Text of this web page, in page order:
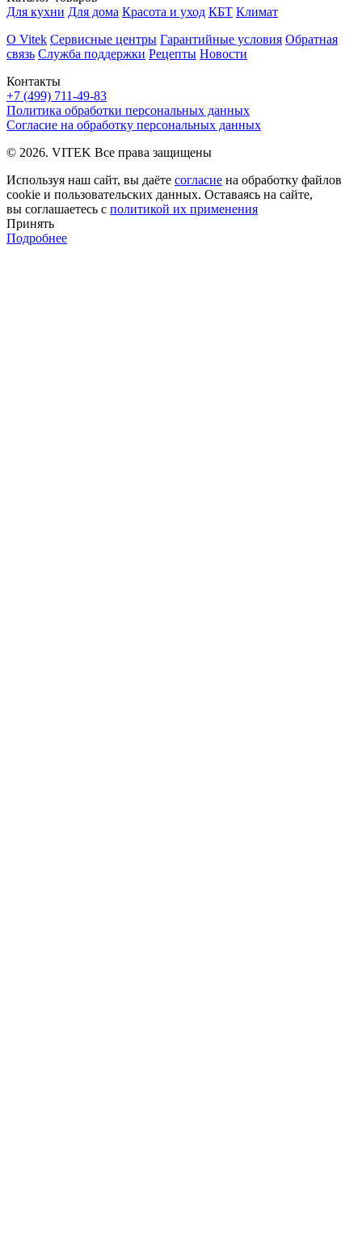
Контакты
+7 (499) 711-49-83
Для кухни Для дома Красота и уход КБТ Климат
О Vitek Сервисные центры Гарантийные условия Обратная
связь Служба поддержки Рецепты Новости
Политика обработки персональных данных
Согласие на обработку персональных данных
© 2026. VITEK Все права защищены
Используя наш сайт, вы даёте согласие на обработку файлов
cookie и пользовательских данных. Оставаясь на сайте,
вы соглашаетесь с политикой их применения
Принять
Подробнее